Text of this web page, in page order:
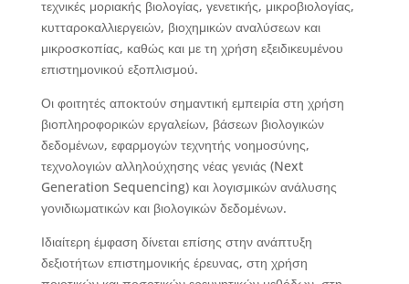
τεχνικές μοριακής βιολογίας, γενετικής, μικροβιολογίας,
κυτταροκαλλιεργειών, βιοχημικών αναλύσεων και
μικροσκοπίας, καθώς και με τη χρήση εξειδικευμένου
επιστημονικού εξοπλισμού.
Οι φοιτητές αποκτούν σημαντική εμπειρία στη χρήση
βιοπληροφορικών εργαλείων, βάσεων βιολογικών
δεδομένων, εφαρμογών τεχνητής νοημοσύνης,
τεχνολογιών αλληλούχησης νέας γενιάς (Next
Generation Sequencing) και λογισμικών ανάλυσης
γονιδιωματικών και βιολογικών δεδομένων.
Ιδιαίτερη έμφαση δίνεται επίσης στην ανάπτυξη
δεξιοτήτων επιστημονικής έρευνας, στη χρήση